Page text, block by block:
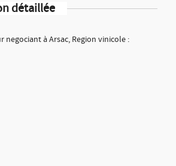
détaillée
negociant à Arsac, Region vinicole :